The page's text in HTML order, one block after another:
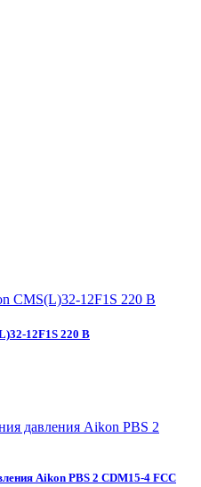
12F1S 220 В
Aikon PBS 2 CDM15-4 FCC